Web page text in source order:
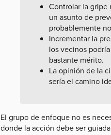
Controlar la gripe
un asunto de
probablemente
Incrementar la
los vecinos
bastante mérito.
La opinión de la
sería el camino
El grupo de enfoque no es
donde la acción debe ser